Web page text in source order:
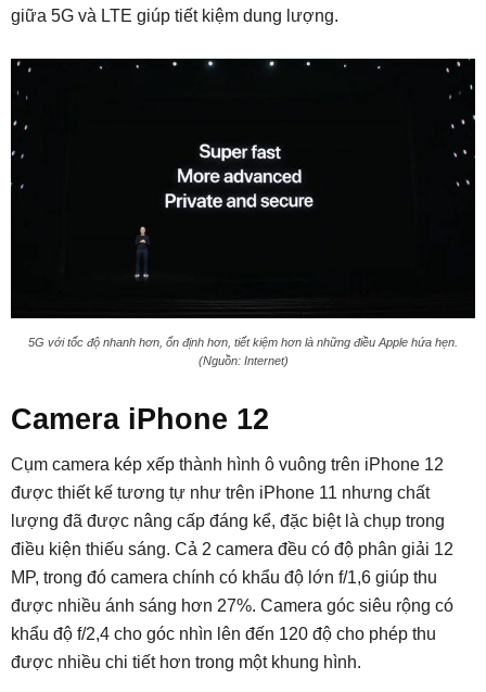
giữa 5G và LTE giúp tiết kiệm dung lượng.
5G với tốc độ nhanh hơn, ổn định hơn, tiết kiệm hơn là những điều Apple hứa hẹn.
(Nguồn: Internet)
Camera iPhone 12
Cụm camera kép xếp thành hình ô vuông trên iPhone 12
được thiết kế tương tự như trên iPhone 11 nhưng chất
lượng đã được nâng cấp đáng kể, đặc biệt là chụp trong
điều kiện thiếu sáng. Cả 2 camera đều có độ phân giải 12
MP, trong đó camera chính có khẩu độ lớn f/1,6 giúp thu
được nhiều ánh sáng hơn 27%. Camera góc siêu rộng có
khẩu độ f/2,4 cho góc nhìn lên đến 120 độ cho phép thu
được nhiều chi tiết hơn trong một khung hình.